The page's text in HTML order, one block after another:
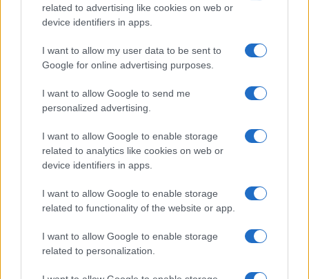
related to advertising like cookies on web or
device identifiers in apps.
I want to allow my user data to be sent to
Google for online advertising purposes.
I want to allow Google to send me
personalized advertising.
I want to allow Google to enable storage
related to analytics like cookies on web or
device identifiers in apps.
I want to allow Google to enable storage
related to functionality of the website or app.
I want to allow Google to enable storage
related to personalization.